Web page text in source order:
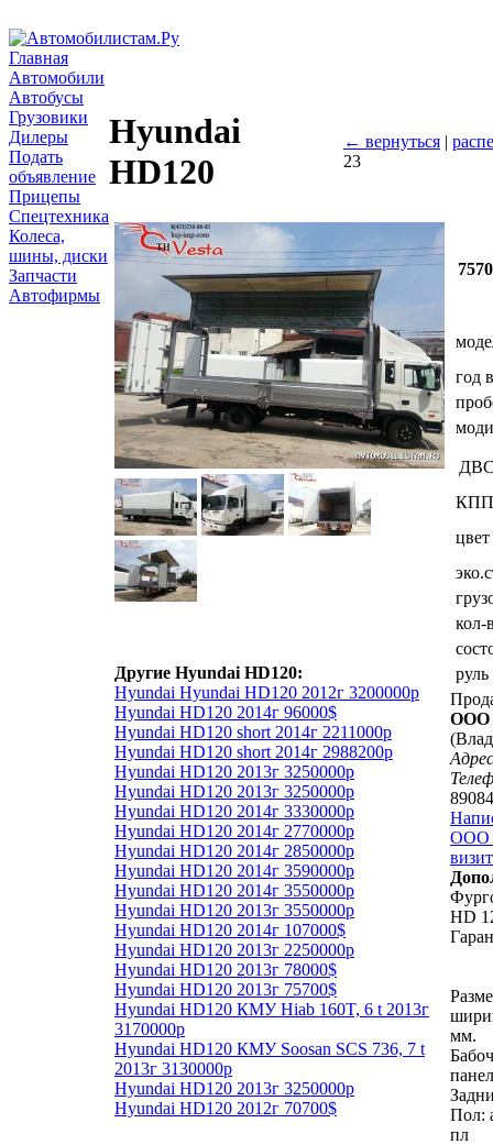
Главная
Автомобили
Автобусы
Грузовики
Дилеры
Подать
объявление
Прицепы
Спецтехника
Колеса,
шины, диски
Запчасти
Автофирмы
Hyundai
HD120
← вернуться |
23
Другие Hyundai HD120:
Hyundai Hyundai HD120 2012г 3200000р
Hyundai HD120 2014г 96000$
Hyundai HD120 short 2014г 2211000р
Hyundai HD120 short 2014г 2988200р
Hyundai HD120 2013г 3250000р
Hyundai HD120 2013г 3250000р
Hyundai HD120 2014г 3330000р
Hyundai HD120 2014г 2770000р
Hyundai HD120 2014г 2850000р
Hyundai HD120 2014г 3590000р
Hyundai HD120 2014г 3550000р
Hyundai HD120 2013г 3550000р
Hyundai HD120 2014г 107000$
Hyundai HD120 2013г 2250000р
Hyundai HD120 2013г 78000$
Hyundai HD120 2013г 75700$
Hyundai HD120 КМУ Hiab 160T, 6 t 2013г
3170000р
Hyundai HD120 КМУ Soosan SCS 736, 7 t
2013г 3130000р
Hyundai HD120 2013г 3250000р
Hyundai HD120 2012г 70700$
год
КПП
цвет
кол-
руль
ООО
ООО
HD
мм.
Пол:
пл